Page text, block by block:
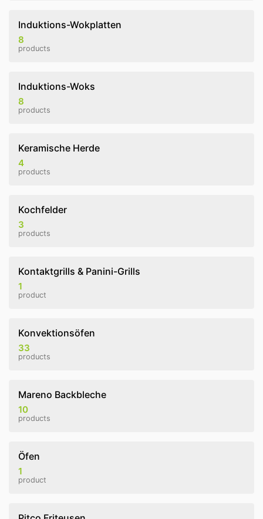
Induktions-Wokplatten
8
products
Induktions-Woks
8
products
Keramische Herde
4
products
Kochfelder
3
products
Kontaktgrills & Panini-Grills
1
product
Konvektionsöfen
33
products
Mareno Backbleche
10
products
Öfen
1
product